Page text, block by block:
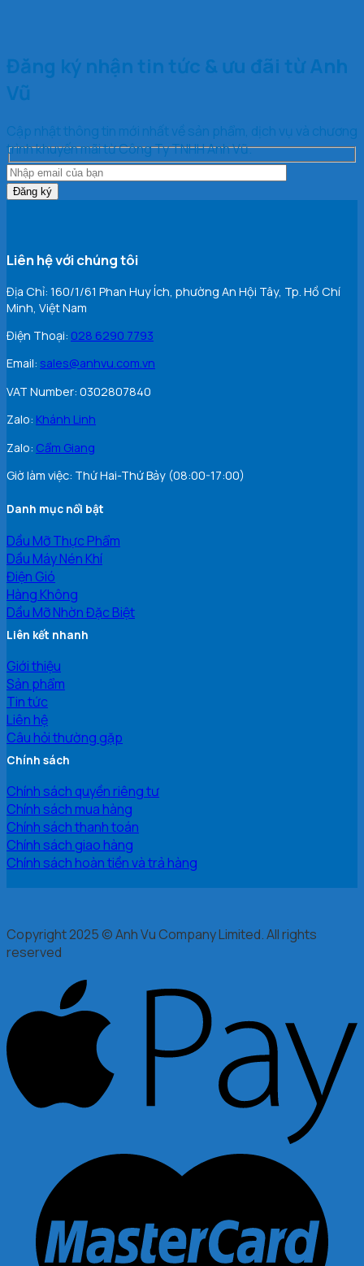
Đăng ký nhận tin tức & ưu đãi từ Anh
Vũ
Cập nhật thông tin mới nhất về sản phẩm, dịch vụ và chương
trình khuyến mãi từ Công Ty TNHH Anh Vũ.
Liên hệ với chúng tôi
Địa Chỉ: 160/1/61 Phan Huy Ích, phường An Hội Tây, Tp. Hồ Chí
Minh, Việt Nam
Điện Thoại: 028 6290 7793
Email: sales@anhvu.com.vn
VAT Number: 0302807840
Zalo: Khánh Linh
Zalo: Cẩm Giang
Giờ làm việc: Thứ Hai-Thứ Bảy (08:00-17:00)
Danh mục nổi bật
Dầu Mỡ Thực Phẩm
Dầu Máy Nén Khí
Điện Gió
Hàng Không
Dầu Mỡ Nhờn Đặc Biệt
Liên kết nhanh
Giới thiệu
Sản phẩm
Tin tức
Liên hệ
Câu hỏi thường gặp
Chính sách
Chính sách quyền riêng tư
Chính sách mua hàng
Chính sách thanh toán
Chính sách giao hàng
Chính sách hoàn tiền và trả hàng
Copyright 2025 © Anh Vu Company Limited. All rights
reserved